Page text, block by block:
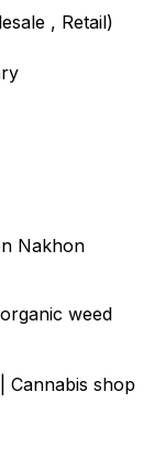
, Retail)
Nakhon
weed
Cannabis shop